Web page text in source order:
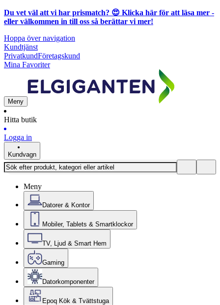
Du vet väl att vi har prismatch? 😍 Klicka här för att läsa mer -
eller välkommen in till oss så berättar vi mer!
Hoppa över navigation
Kundtjänst
PrivatkundFöretagskund
Mina Favoriter
Meny
Hitta butik
Logga in
Kundvagn
Meny
Datorer & Kontor
Mobiler, Tablets & Smartklockor
TV, Ljud & Smart Hem
Gaming
Datorkomponenter
Epoq Kök & Tvättstuga